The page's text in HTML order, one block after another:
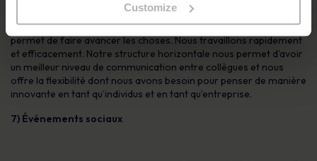
Customize
kilomètres de paperasserie pour obtenir quelque chose.
Nous avons une chaîne de commandement courte, ce qui nous
permet de faire avancer les choses. Nous travaillons rapidement
et efficacement. Notre structure horizontale nous permet d’avoir
un meilleur niveau de communication entre collègues et nous
offre la flexibilité dont nous avons besoin pour penser de manière
innovante en tant qu’individus et en tant qu’entreprise.
7) Événements sociaux